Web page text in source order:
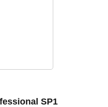
SP1